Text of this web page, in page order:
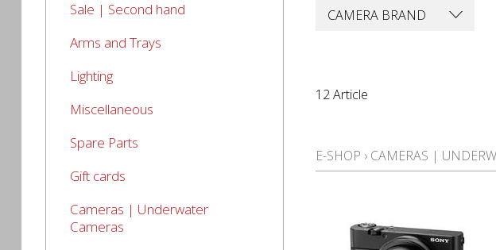
Sale | Second hand
Arms and Trays
Lighting
Miscellaneous
Spare Parts
Gift cards
Cameras | Underwater
Cameras
CAMERA BRAND
12 Article
E-SHOP › CAMERAS |